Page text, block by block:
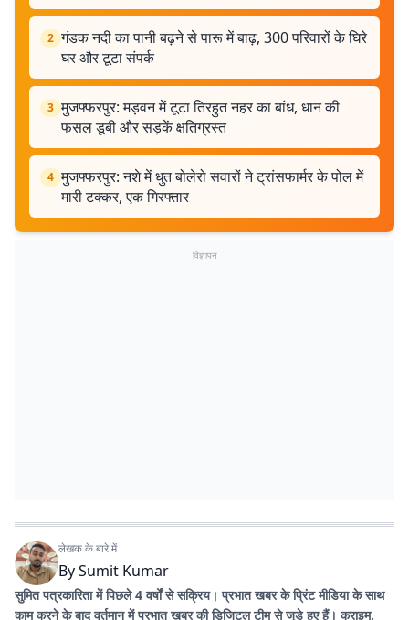
2 गंडक नदी का पानी बढ़ने से पारू में बाढ़, 300 परिवारों के घिरे
घर और टूटा संपर्क
3 मुजफ्फरपुर: मड़वन में टूटा तिरहुत नहर का बांध, धान की
फसल डूबी और सड़कें क्षतिग्रस्त
4 मुजफ्फरपुर: नशे में धुत बोलेरो सवारों ने ट्रांसफार्मर के पोल में
मारी टक्कर, एक गिरफ्तार
विज्ञापन
लेखक के बारे में
BySumit Kumar
सुमित पत्रकारिता में पिछले 4 वर्षों से सक्रिय। प्रभात खबर के प्रिंट मीडिया के साथ
काम करने के बाद वर्तमान में प्रभात खबर की डिजिटल टीम से जुड़े हुए हैं। क्राइम,